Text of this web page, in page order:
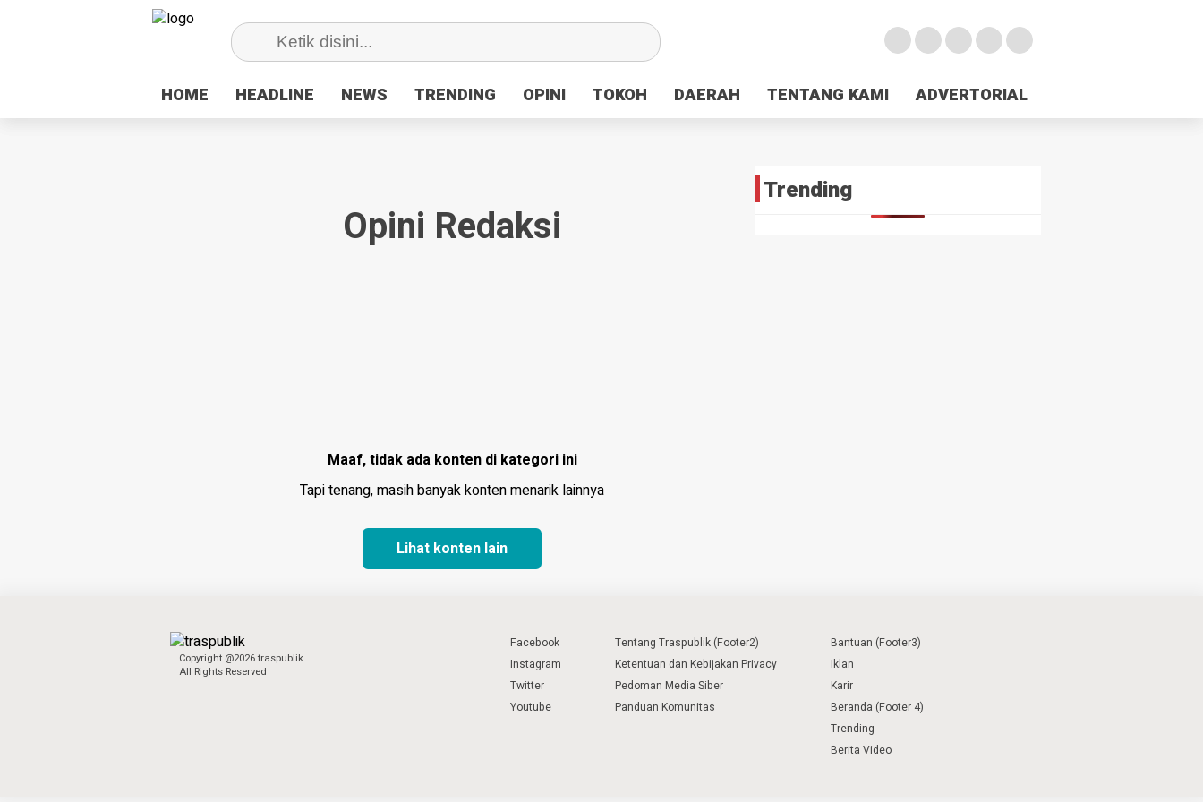
HOME HEADLINE NEWS TRENDING OPINI TOKOH DAERAH TENTANG KAMI ADVERTORIAL
HOME HEADLINE NEWS TRENDING OPINI TOKOH DAERAH TENTANG KAMI ADVERTORIAL
Opini Redaksi
Maaf, tidak ada konten di kategori ini
Tapi tenang, masih banyak konten menarik lainnya
Lihat konten lain
Trending
Copyright @2026 traspublik
All Rights Reserved
Facebook
Instagram
Twitter
Youtube
Tentang Traspublik (Footer2)
Ketentuan dan Kebijakan Privacy
Pedoman Media Siber
Panduan Komunitas
Bantuan (Footer3)
Iklan
Karir
Beranda (Footer 4)
Trending
Berita Video